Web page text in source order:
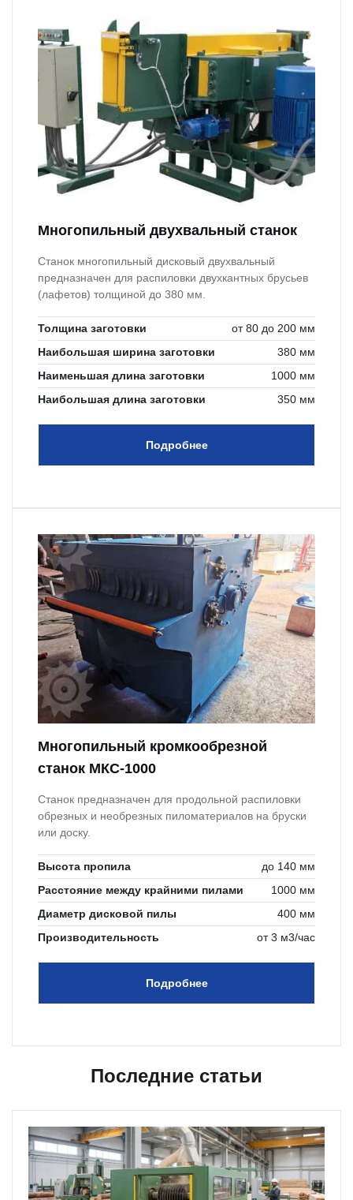
Многопильный двухвальный станок
Станок многопильный дисковый двухвальный
предназначен для распиловки двухкантных брусьев
(лафетов) толщиной до 380 мм.
Толщина заготовки
от 80 до 200 мм
Наибольшая ширина заготовки
380 мм
Наименьшая длина заготовки
1000 мм
Наибольшая длина заготовки
350 мм
Подробнее
Многопильный кромкообрезной
станок МКС-1000
Станок предназначен для продольной распиловки
обрезных и необрезных пиломатериалов на бруски
или доску.
Высота пропила
до 140 мм
Расстояние между крайними пилами
1000 мм
Диаметр дисковой пилы
400 мм
Производительность
от 3 м3/час
Подробнее
Последние статьи